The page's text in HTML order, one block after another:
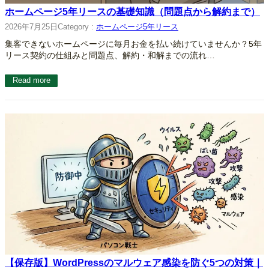
ホームページ5年リースの基礎知識（問題点から解約まで）
2026年7月25日 Category : ホームページ5年リース
集客できないホームページに毎月お金を払い続けていませんか？5年
リース契約の仕組みと問題点、解約・和解までの流れ…
Read more
【保存版】WordPressのマルウェア感染を防ぐ5つの対策｜